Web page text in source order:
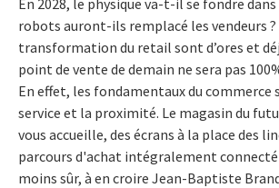
robots auront-ils remplacé les vendeurs ?
transformation du retail sont d’ores et
point de vente de demain ne sera pas
En effet, les fondamentaux du
service et la proximité. Le magasin du
vous accueille, des écrans à la place des
parcours d'achat intégralement connecté
moins sûr, à en croire Jean-Baptiste